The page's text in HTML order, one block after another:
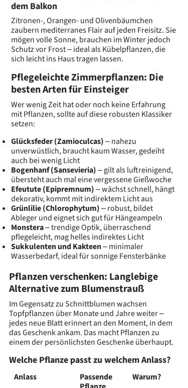
dem Balkon
Zitronen-, Orangen- und Olivenbäumchen
zaubern mediterranes Flair auf jeden Freisitz. Sie
mögen volle Sonne, brauchen im Winter jedoch
Schutz vor Frost – ideal als Kübelpflanzen, die
sich leicht ins Haus tragen lassen.
Pflegeleichte Zimmerpflanzen: Die
besten Arten für Einsteiger
Wer wenig Zeit hat oder noch keine Erfahrung
mit Pflanzen, sollte auf diese robusten Klassiker
setzen:
Glücksfeder (Zamioculcas)– nahezu
unverwüstlich, braucht kaum Wasser, gedeiht
auch bei wenig Licht
Bogenhanf (Sansevieria)– gilt als luftreinigend,
übersteht auch mal eine vergessene Gießwoche
Efeutute (Epipremnum)– wächst schnell, hängt
dekorativ, kommt mit indirektem Licht aus
Grünlilie (Chlorophytum)– robust, bildet
Ableger und eignet sich gut für Hängeampeln
Monstera– trendige Optik, überraschend
pflegeleicht, mag helles indirektes Licht
Sukkulenten und Kakteen– minimaler
Wasserbedarf, ideal für sonnige Fensterbänke
Pflanzen verschenken: Langlebige
Alternative zum Blumenstrauß
Im Gegensatz zu Schnittblumen wachsen
Topfpflanzen über Monate und Jahre weiter –
jedes neue Blatt erinnert an den Moment, in dem
das Geschenk ankam. Das macht Pflanzen zu
einem der persönlichsten Geschenke überhaupt.
Welche Pflanze passt zu welchem Anlass?
Anlass
Passende
Warum?